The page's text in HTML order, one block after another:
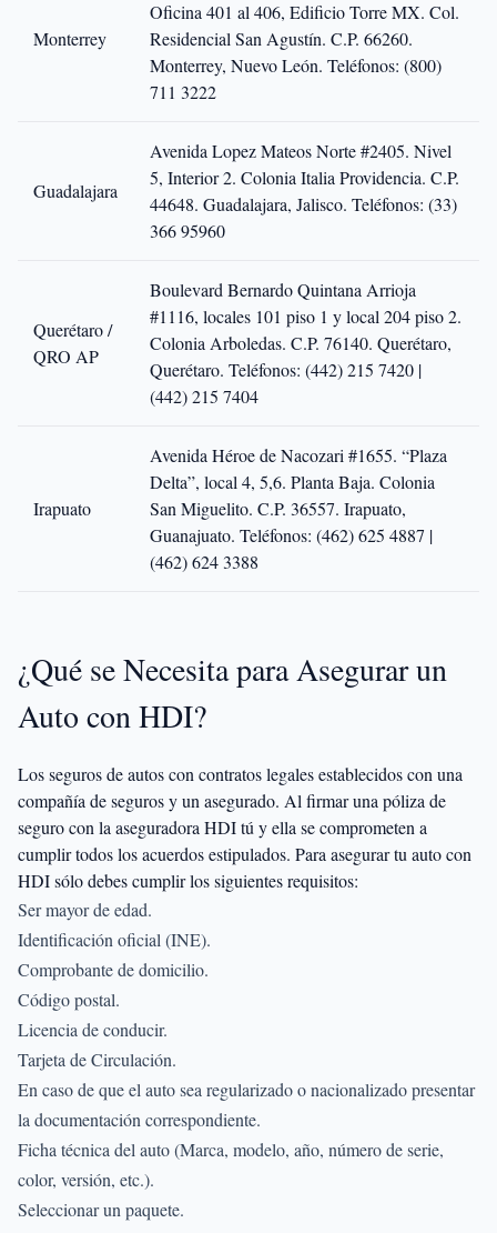
Monterrey
Oficina 401 al 406, Edificio Torre MX. Col.
Residencial San Agustín. C.P. 66260.
Monterrey, Nuevo León. Teléfonos: (800)
711 3222
Guadalajara
Avenida Lopez Mateos Norte #2405. Nivel
5, Interior 2. Colonia Italia Providencia. C.P.
44648. Guadalajara, Jalisco. Teléfonos: (33)
366 95960
Querétaro /
QRO AP
Boulevard Bernardo Quintana Arrioja
#1116, locales 101 piso 1 y local 204 piso 2.
Colonia Arboledas. C.P. 76140. Querétaro,
Querétaro. Teléfonos: (442) 215 7420 |
(442) 215 7404
Irapuato
Avenida Héroe de Nacozari #1655. “Plaza
Delta”, local 4, 5,6. Planta Baja. Colonia
San Miguelito. C.P. 36557. Irapuato,
Guanajuato. Teléfonos: (462) 625 4887 |
(462) 624 3388
¿Qué se Necesita para Asegurar un
Auto con HDI?
Los seguros de autos con contratos legales establecidos con una
compañía de seguros y un asegurado. Al firmar una póliza de
seguro con la aseguradora HDI tú y ella se comprometen a
cumplir todos los acuerdos estipulados. Para asegurar tu auto con
HDI sólo debes cumplir los siguientes requisitos:
Ser mayor de edad.
Identificación oficial (INE).
Comprobante de domicilio.
Código postal.
Licencia de conducir.
Tarjeta de Circulación.
En caso de que el auto sea regularizado o nacionalizado presentar
la documentación correspondiente.
Ficha técnica del auto (Marca, modelo, año, número de serie,
color, versión, etc.).
Seleccionar un paquete.